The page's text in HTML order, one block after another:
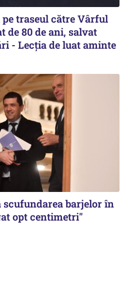
traseul către Vârful
de 80 de ani, salvat
- Lecția de luat aminte
barjelor în
opt centimetri"